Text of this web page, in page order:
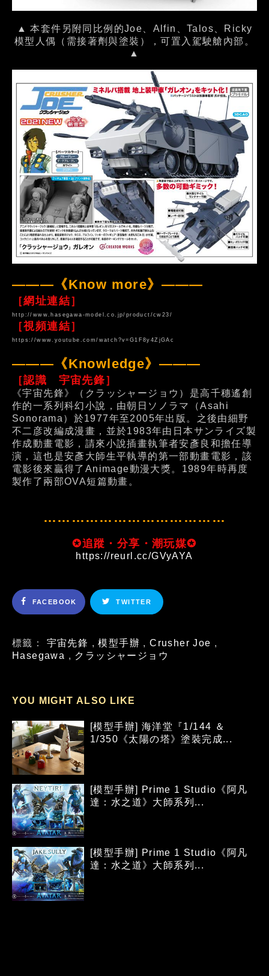
▲ 本套件另附同比例的Joe、Alfin、Talos、Ricky
模型人偶（需接著劑與塗裝），可置入駕駛艙內部。
▲
———《Know more》———
［網址連結］
http://www.hasegawa-model.co.jp/product/cw23/
［視頻連結］
https://www.youtube.com/watch?v=G1F8y4ZjGAc
———《Knowledge》———
［認識 宇宙先鋒］
《宇宙先鋒》（クラッシャージョウ）是高千穗遙創
作的一系列科幻小說，由朝日ソノラマ（Asahi
Sonorama）於1977年至2005年出版。之後由細野
不二彦改編成漫畫，並於1983年由日本サンライズ製
作成動畫電影，請來小說插畫執筆者安彥良和擔任導
演，這也是安彥大師生平執導的第一部動畫電影，該
電影後來贏得了Animage動漫大獎。1989年時再度
製作了兩部OVA短篇動畫。
…………………………………
✪追蹤・分享・潮玩媒✪
https://reurl.cc/GVyAYA
FACEBOOK TWITTER
標籤： 宇宙先鋒 ,模型手辦 ,Crusher Joe ,
Hasegawa , クラッシャージョウ
YOU MIGHT ALSO LIKE
[模型手辦] 海洋堂『1/144 ＆
1/350《太陽の塔》塗裝完成...
[模型手辦] Prime 1 Studio《阿凡
達：水之道》大師系列...
[模型手辦] Prime 1 Studio《阿凡
達：水之道》大師系列...